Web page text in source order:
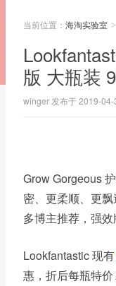
当前位置： 海淘实验室 >
版 大瓶装
winger 发布于 2019-04-
Grow Gorgeous
密、更柔顺、更
多博主推荐，强
Lookfantastic 现有
惠，折后每瓶特